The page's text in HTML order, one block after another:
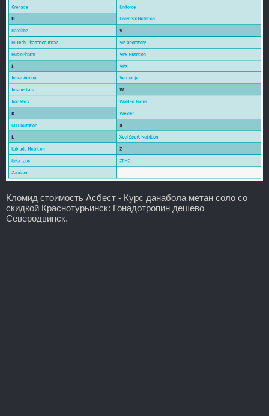
Кломид стоимость Асбест - Курс данабола метан соло со
скидкой Краснотурьинск: Гонадотропин дешево
Северодвинск.